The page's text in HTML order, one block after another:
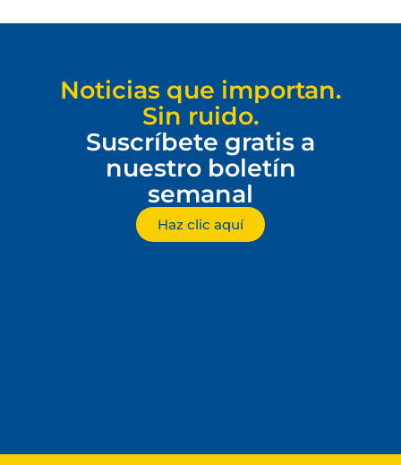
Noticias que importan.
Sin ruido.
Suscríbete gratis a
nuestro boletín
semanal
Haz clic aquí